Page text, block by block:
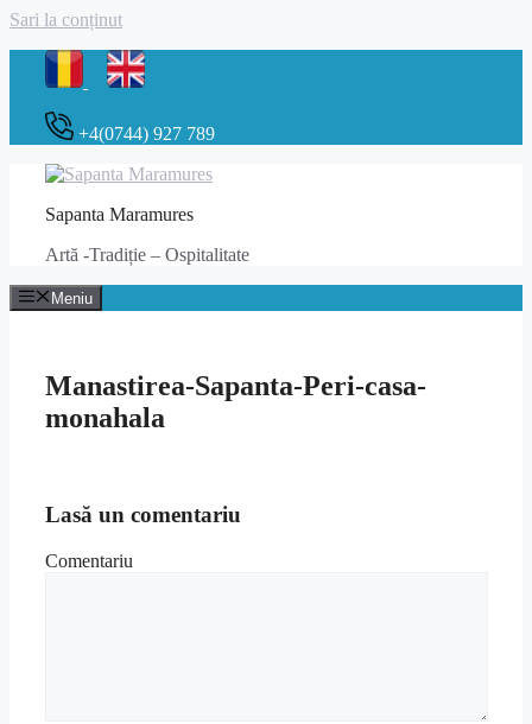
Sari la conținut
+4(0744) 927 789
Sapanta Maramures
Artă -Tradiție – Ospitalitate
Meniu
Manastirea-Sapanta-Peri-casa-
monahala
Lasă un comentariu
Comentariu